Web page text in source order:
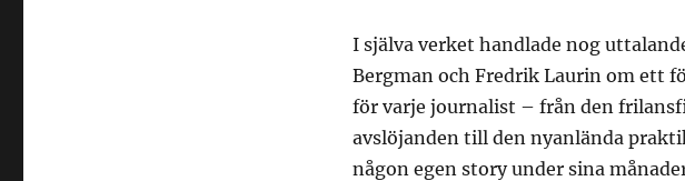
I själva verket handlade nog
Bergman och Fredrik Laurin om ett
för varje journalist – från den
avslöjanden till den nyanlända
någon egen story under sina